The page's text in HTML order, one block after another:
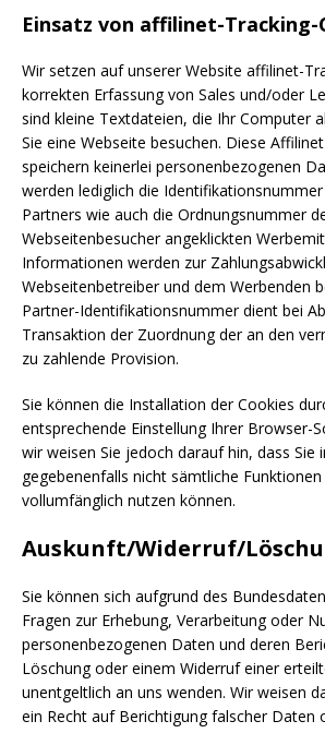
Einsatz von affilinet-Tracking-
Wir setzen auf unserer Website affilinet-
korrekten Erfassung von Sales und/oder
sind kleine Textdateien, die Ihr Computer
Sie eine Webseite besuchen. Diese
speichern keinerlei personenbezogenen
werden lediglich die
Partners wie auch die Ordnungsnummer
Webseitenbesucher angeklickten
Informationen werden zur
Webseitenbetreiber und dem Werbenden
Partner-Identifikationsnummer dient bei
Transaktion der Zuordnung der an den
zu zahlende Provision.
Sie können die Installation der Cookies
entsprechende Einstellung Ihrer Browser-
wir weisen Sie jedoch darauf hin, dass Sie
gegebenenfalls nicht sämtliche
vollumfänglich nutzen können.
Auskunft/Widerruf/
Sie können sich aufgrund des
Fragen zur Erhebung, Verarbeitung oder
personenbezogenen Daten und deren
Löschung oder einem Widerruf einer
unentgeltlich an uns wenden. Wir weisen
ein Recht auf Berichtigung falscher Daten